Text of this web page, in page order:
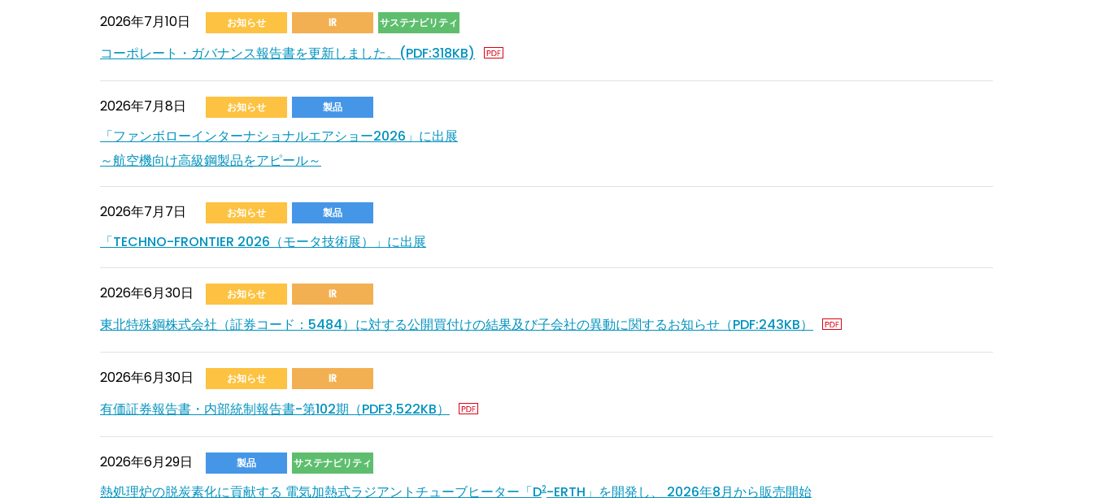
2026年7月10日 お知らせ IR サステナビリティ
コーポレート・ガバナンス報告書を更新しました。(PDF:318KB)
2026年7月8日 お知らせ 製品
「ファンボローインターナショナルエアショー2026」に出展
～航空機向け高級鋼製品をアピール～
2026年7月7日 お知らせ 製品
「TECHNO-FRONTIER 2026（モータ技術展）」に出展
2026年6月30日 お知らせ IR
東北特殊鋼株式会社（証券コード：5484）に対する公開買付けの結果及び子会社の異動に関するお知らせ（PDF:243KB）
2026年6月30日 お知らせ IR
有価証券報告書・内部統制報告書-第102期（PDF3,522KB）
2026年6月29日 製品 サステナビリティ
熱処理炉の脱炭素化に貢献する 電気加熱式ラジアントチューブヒーター「D2-ERTH」を開発し、 2026年8月から販売開始